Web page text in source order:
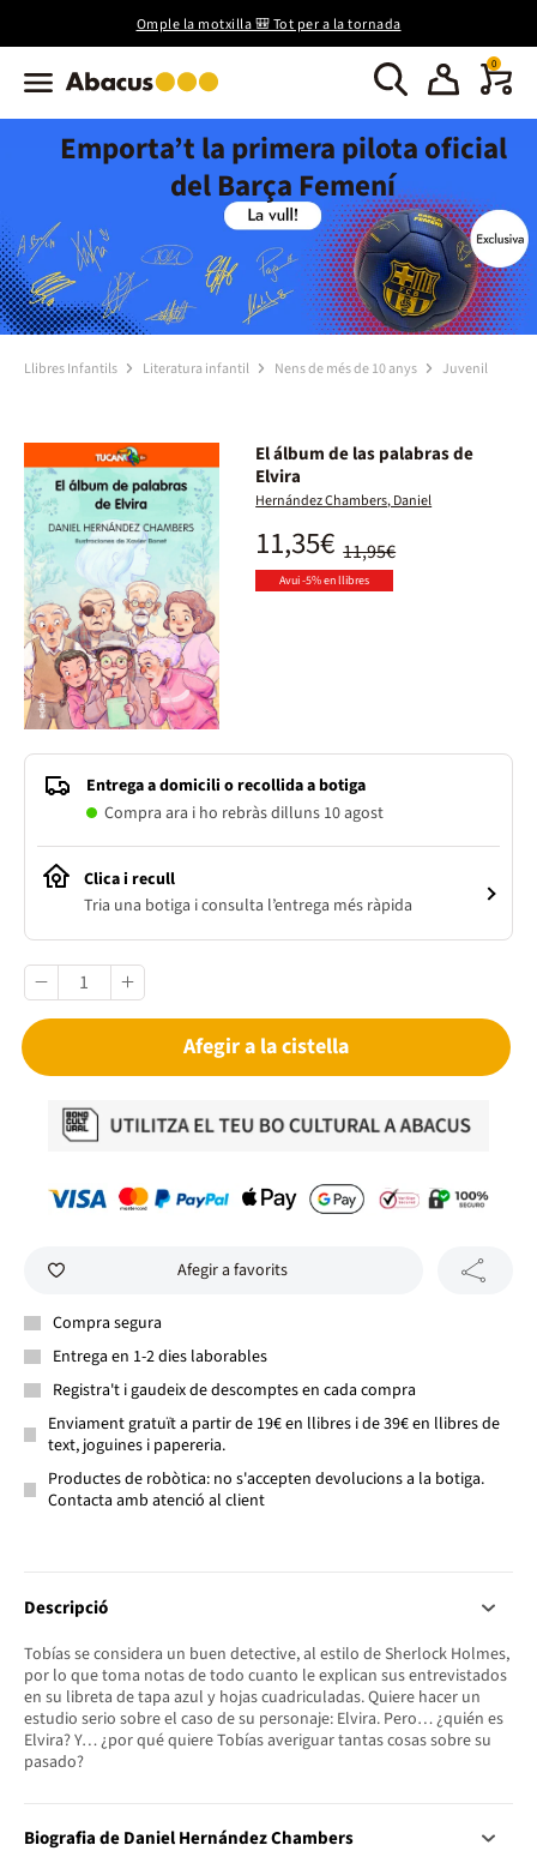
Omple la motxilla 🎒 Tot per a la tornada
0
Emporta’t la primera pilota oficial
del Barça Femení
Llibres Infantils Literatura infantil Nens de més de 10 anys Juvenil
El álbum de las palabras de
Elvira
Hernández Chambers, Daniel
11,95€
11,35€
Avui -5% en llibres
Entrega a domicili o recollida a botiga
Compra ara i ho rebràs dilluns 10 agost
Clica i recull
Tria una botiga i consulta l’entrega més ràpida
Afegir a la cistella
Afegir a favorits
Compra segura
Entrega en 1-2 dies laborables
Registra't i gaudeix de descomptes en cada compra
Enviament gratuït a partir de 19€ en llibres i de 39€ en llibres de
text, joguines i papereria.
Productes de robòtica: no s'accepten devolucions a la botiga.
Contacta amb atenció al client
Descripció
Tobías se considera un buen detective, al estilo de Sherlock Holmes,
por lo que toma notas de todo cuanto le explican sus entrevistados
en su libreta de tapa azul y hojas cuadriculadas. Quiere hacer un
estudio serio sobre el caso de su personaje: Elvira. Pero… ¿quién es
Elvira? Y… ¿por qué quiere Tobías averiguar tantas cosas sobre su
pasado?
Biografia de Daniel Hernández Chambers